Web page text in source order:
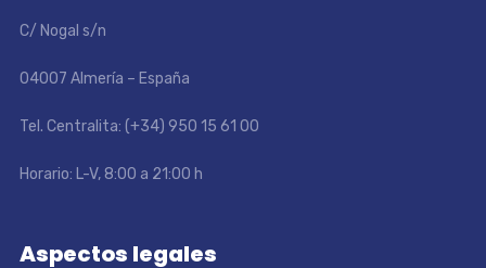
C/ Nogal s/n
04007 Almería – España
Tel. Centralita: (+34) 950 15 61 00
Horario: L-V, 8:00 a 21:00 h
Aspectos legales